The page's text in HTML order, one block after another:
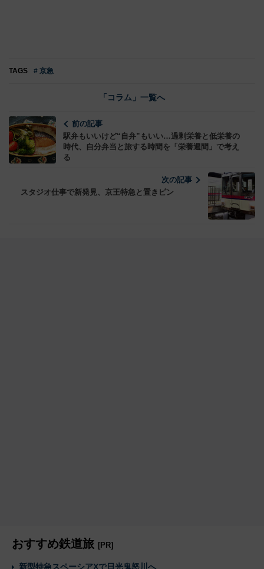
TAGS # 京急
「コラム」一覧へ
前の記事
駅弁もいいけど“自弁”もいい…過剰栄養と低栄養の
時代、自分弁当と旅する時間を「栄養週間」で考え
る
次の記事
スタジオ仕事で新発見、京王特急と置きピン
おすすめ鉄道旅 [PR]
新型特急スペーシアXで日光鬼怒川へ